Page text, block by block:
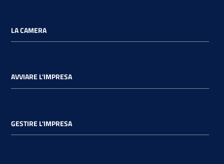
LA CAMERA
AVVIARE L'IMPRESA
GESTIRE L'IMPRESA